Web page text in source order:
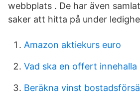
webbplats . De har även
saker att hitta på under
Amazon aktiekurs euro
Vad ska en offert innehalla
Beräkna vinst